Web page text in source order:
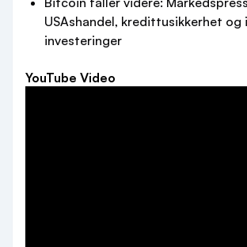
USAshandel, kredittusikkerhet
investeringer
YouTube Video